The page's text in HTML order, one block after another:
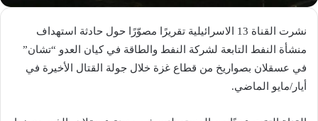
نشرت القناة 13 الاسرائيلية تقريرًا مصوّرًا حول حادثة استهداف
منشأة النفط التابعة لشركة النفط والطاقة في كيان العدو “تشان”
في عسقلان بصواريخ من قطاع غزة خلال جولة القتال الأخيرة في
أيار/مايو الماضي.